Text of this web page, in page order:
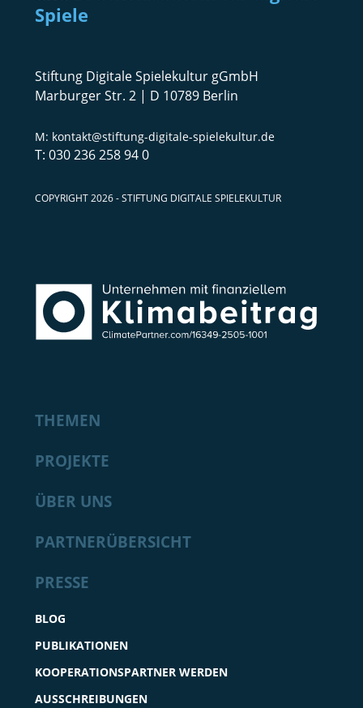
Spiele
Stiftung Digitale Spielekultur gGmbH
Marburger Str. 2 | D 10789 Berlin
kontakt@stiftung-digitale-spielekultur.de
030 236 258 94 0
COPYRIGHT 2026 - STIFTUNG DIGITALE SPIELEKULTUR
THEMEN
PROJEKTE
ÜBER UNS
PARTNERÜBERSICHT
PRESSE
BLOG
PUBLIKATIONEN
KOOPERATIONSPARTNER WERDEN
AUSSCHREIBUNGEN